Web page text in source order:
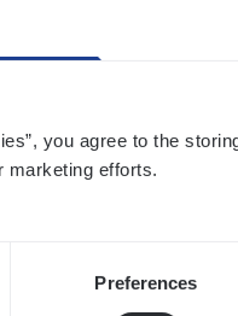
you agree to the
marketing efforts.
Preferences
Expert Fleet